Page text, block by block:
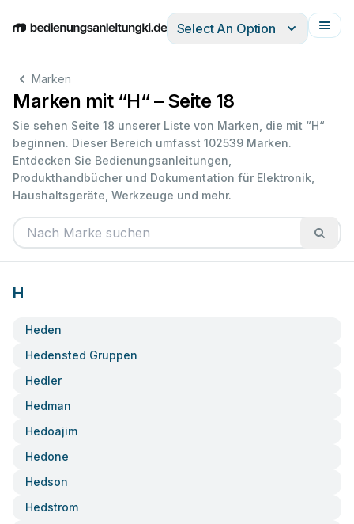
EnglishDeutschEspañolItalianoFrançais
Select An Option
Marken
Marken mit “H“ – Seite 18
Sie sehen Seite 18 unserer Liste von Marken, die mit “H“
beginnen. Dieser Bereich umfasst 102539 Marken.
Entdecken Sie Bedienungsanleitungen,
Produkthandbücher und Dokumentation für Elektronik,
Haushaltsgeräte, Werkzeuge und mehr.
H
Heden
Hedensted Gruppen
Hedler
Hedman
Hedoajim
Hedone
Hedson
Hedstrom